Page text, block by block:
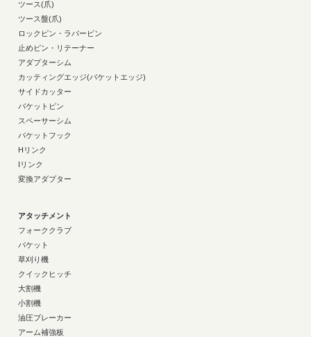
ツース(爪)
ツース盤(爪)
ロックピン・ラバーピン
止めピン・リテーナー
アダプターシム
カッティングエッジ(バケットエッジ)
サイドカッター
バケットピン
スペーサーシム
バケットフック
Hリンク
Iリンク
変換アダプター
アタッチメント
フォーククラブ
バケット
草刈り機
クイックヒッチ
大割機
小割機
油圧ブレーカー
アーム補強板